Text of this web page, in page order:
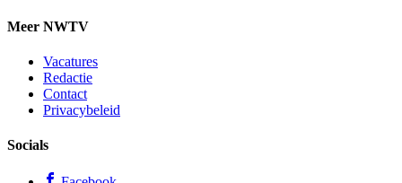
Meer NWTV
Vacatures
Redactie
Contact
Privacybeleid
Socials